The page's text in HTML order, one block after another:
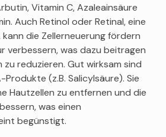
Vitamin C, Azaleainsäure
Auch Retinol oder Retinal, eine
die Zellerneuerung fördern
verbessern, was dazu beitragen
zu reduzieren. Gut wirksam sind
(z.B. Salicylsäure). Sie
Hautzellen zu entfernen und die
was einen
begünstigt.